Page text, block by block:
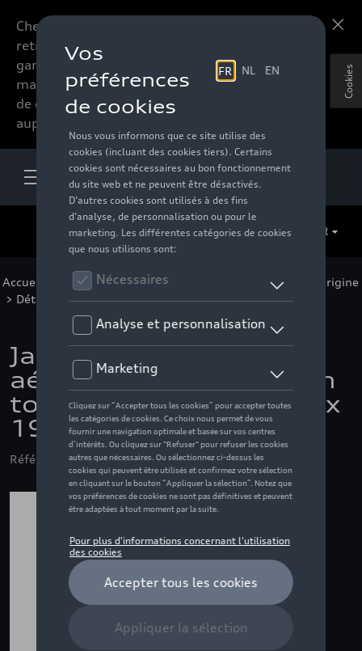
Chers accessoires-lovers,
retrouvez dorénavant toute la
gamme d’accessoires de votre
marque préférée sous forme
de catalogue à commander
auprès de votre distributeur.
FR
Accueil Pour votre Audi > >Jantes d'origine
> Détail
Jante, 5 bras noir
aérodynamique, finition
tournée brillante, 8.0 J x
19
Référence: 8B3071499B AX1
Cookies